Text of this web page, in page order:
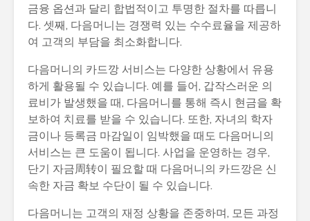
금융 옵션과 달리 합법적이고 투명한 절차를 따릅니
다. 셋째, 다음머니는 경쟁력 있는 수수료율을 제공하
여 고객의 부담을 최소화합니다.
다음머니의 카드깡 서비스는 다양한 상황에서 유용
하게 활용될 수 있습니다. 예를 들어, 갑작스러운 의
료비가 발생했을 때, 다음머니를 통해 즉시 현금을 확
보하여 치료를 받을 수 있습니다. 또한, 자녀의 학자
금이나 등록금 마감일이 임박했을 때도 다음머니의
서비스는 큰 도움이 됩니다. 사업을 운영하는 경우,
단기 자금周转이 필요할 때 다음머니의 카드깡은 신
속한 자금 확보 수단이 될 수 있습니다.
다음머니는 고객의 재정 상황을 존중하며, 모든 과정